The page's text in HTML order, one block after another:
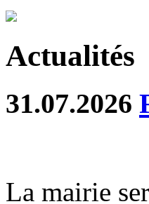
Actualités
31.07.2026
La mairie